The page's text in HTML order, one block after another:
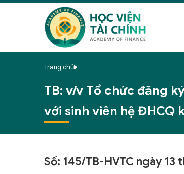
Trang chủ
TB: v/v Tổ chức đăng
với sinh viên hệ ĐHCQ
Số: 145/TB-HVTC ngày 13